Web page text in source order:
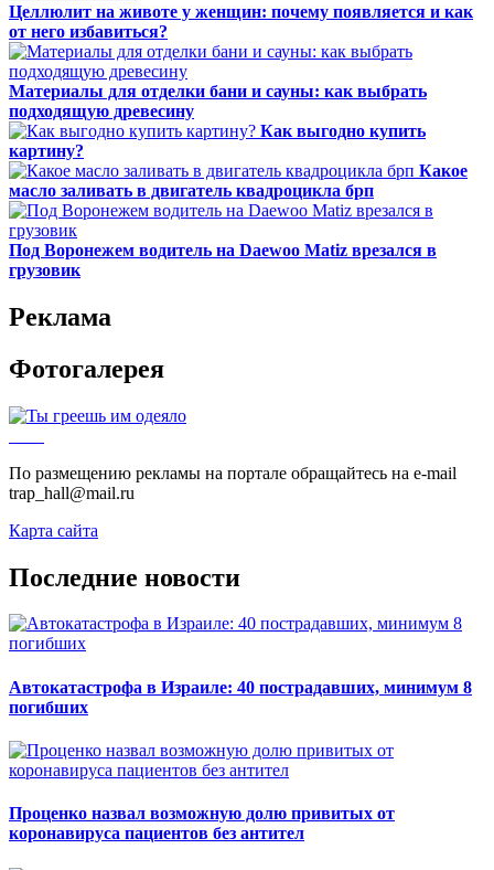
Целлюлит на животе у женщин: почему появляется и как
от него избавиться?
Материалы для отделки бани и сауны: как выбрать
подходящую древесину
Как выгодно купить
картину?
Какое
масло заливать в двигатель квадроцикла брп
Под Воронежем водитель на Daewoo Matiz врезался в
грузовик
Реклама
Фотогалерея
По размещению рекламы на портале обращайтесь на e-mail
trap_hall@mail.ru
Карта сайта
Последние новости
Автокатастрофа в Израиле: 40 пострадавших, минимум 8
погибших
Проценко назвал возможную долю привитых от
коронавируса пациентов без антител